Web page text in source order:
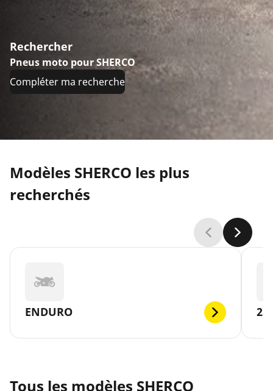
Rechercher
Pneus moto pour SHERCO
Compléter ma recherche
Modèles SHERCO les plus
recherchés
ENDURO
Tous les modèles SHERCO